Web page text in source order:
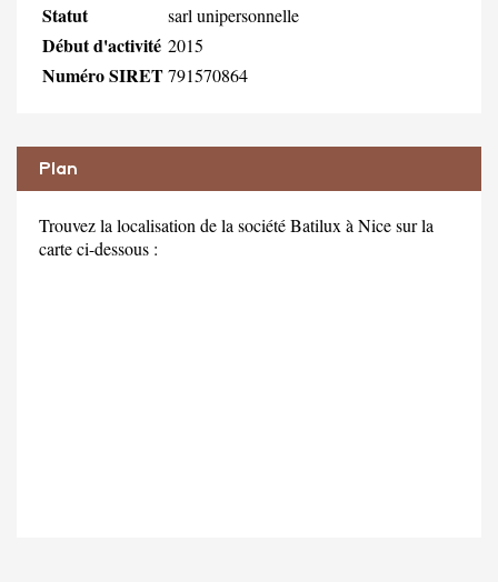
Statut sarl unipersonnelle
Début d'activité 2015
Numéro SIRET791570864
Plan
Trouvez la localisation de la société Batilux à Nice sur la
carte ci-dessous :